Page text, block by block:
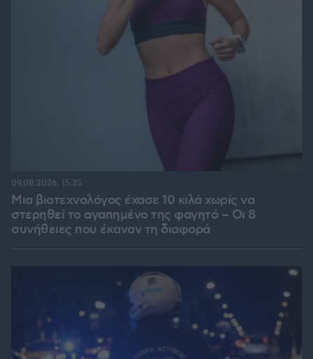
Μια βιοτεχνολόγος έχασε 10 κιλά χωρίς να
στερηθεί το αγαπημένο της φαγητό – Οι 8
συνήθειες που έκαναν τη διαφορά
09.08.2026, 15:35